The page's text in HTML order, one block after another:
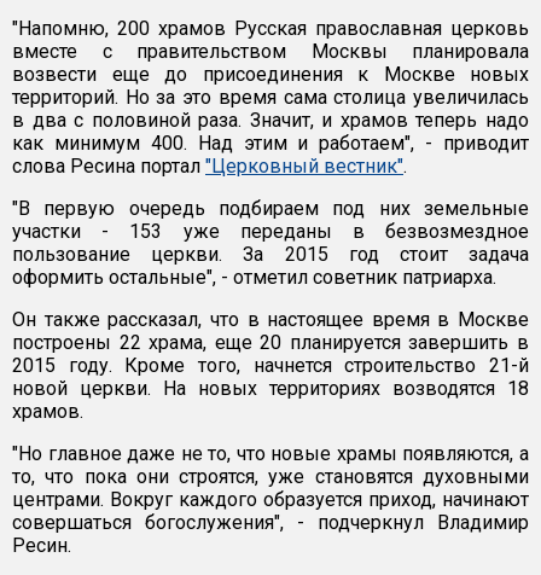
"Напомню, 200 храмов Русская православная церковь
вместе с правительством Москвы планировала
возвести еще до присоединения к Москве новых
территорий. Но за это время сама столица увеличилась
в два с половиной раза. Значит, и храмов теперь надо
как минимум 400. Над этим и работаем", - приводит
слова Ресина портал "Церковный вестник".
"В первую очередь подбираем под них земельные
участки - 153 уже переданы в безвозмездное
пользование церкви. За 2015 год стоит задача
оформить остальные", - отметил советник патриарха.
Он также рассказал, что в настоящее время в Москве
построены 22 храма, еще 20 планируется завершить в
2015 году. Кроме того, начнется строительство 21-й
новой церкви. На новых территориях возводятся 18
храмов.
"Но главное даже не то, что новые храмы появляются, а
то, что пока они строятся, уже становятся духовными
центрами. Вокруг каждого образуется приход, начинают
совершаться богослужения", - подчеркнул Владимир
Ресин.